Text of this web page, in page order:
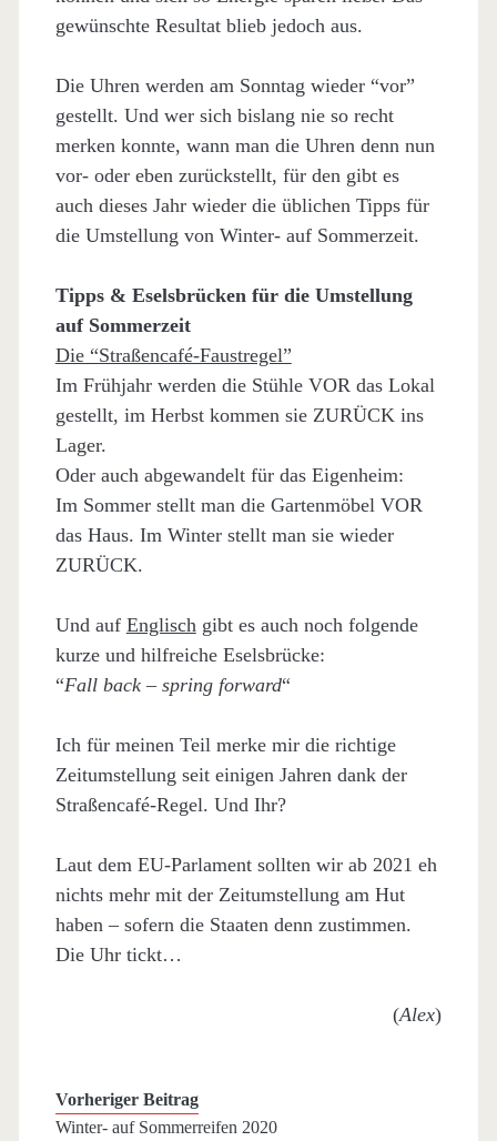
gewünschte Resultat blieb jedoch aus.
Die Uhren werden am Sonntag wieder “vor”
gestellt. Und wer sich bislang nie so recht
merken konnte, wann man die Uhren denn nun
vor- oder eben zurückstellt, für den gibt es
auch dieses Jahr wieder die üblichen Tipps für
die Umstellung von Winter- auf Sommerzeit.
Tipps & Eselsbrücken für die Umstellung
auf Sommerzeit
Die “Straßencafé-Faustregel”
Im Frühjahr werden die Stühle VOR das Lokal
gestellt, im Herbst kommen sie ZURÜCK ins
Lager.
Oder auch abgewandelt für das Eigenheim:
Im Sommer stellt man die Gartenmöbel VOR
das Haus. Im Winter stellt man sie wieder
ZURÜCK.
Und auf Englischgibt es auch noch folgende
kurze und hilfreiche Eselsbrücke:
“Fall back – spring forward“
Ich für meinen Teil merke mir die richtige
Zeitumstellung seit einigen Jahren dank der
Straßencafé-Regel. Und Ihr?
Laut dem EU-Parlament sollten wir ab 2021 eh
nichts mehr mit der Zeitumstellung am Hut
haben – sofern die Staaten denn zustimmen.
Die Uhr tickt…
(Alex)
Vorheriger Beitrag
Winter- auf Sommerreifen 2020